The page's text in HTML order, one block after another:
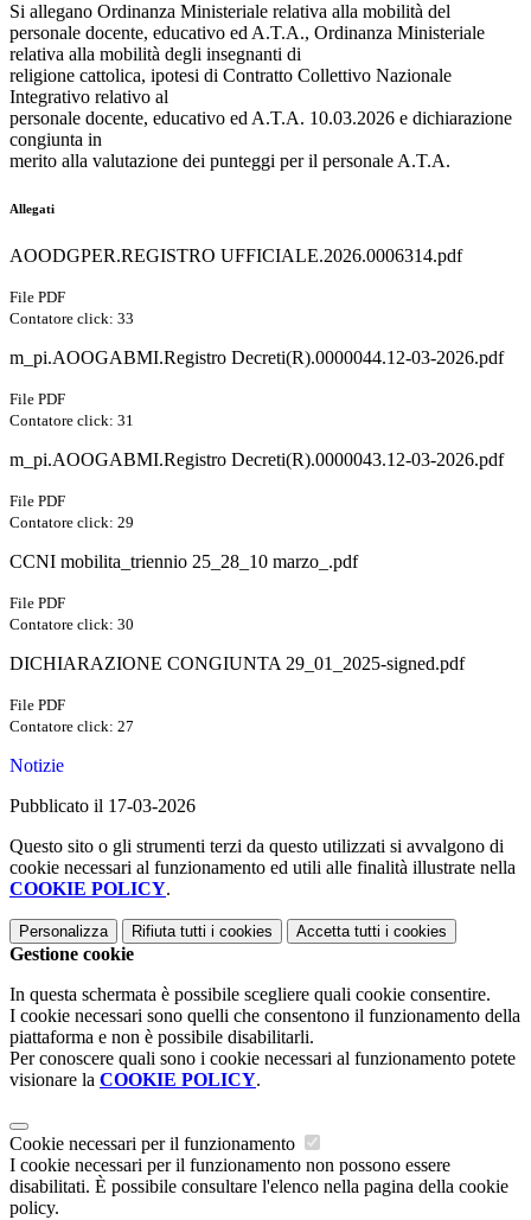
Si allegano Ordinanza Ministeriale relativa alla mobilità del
personale docente, educativo ed A.T.A., Ordinanza Ministeriale
relativa alla mobilità degli insegnanti di
religione cattolica, ipotesi di Contratto Collettivo Nazionale
Integrativo relativo al
personale docente, educativo ed A.T.A. 10.03.2026 e dichiarazione
congiunta in
merito alla valutazione dei punteggi per il personale A.T.A.
Allegati
AOODGPER.REGISTRO UFFICIALE.2026.0006314.pdf
File PDF
Contatore click: 33
m_pi.AOOGABMI.Registro Decreti(R).0000044.12-03-2026.pdf
File PDF
Contatore click: 31
m_pi.AOOGABMI.Registro Decreti(R).0000043.12-03-2026.pdf
File PDF
Contatore click: 29
CCNI mobilita_triennio 25_28_10 marzo_.pdf
File PDF
Contatore click: 30
DICHIARAZIONE CONGIUNTA 29_01_2025-signed.pdf
File PDF
Contatore click: 27
Notizie
Pubblicato il 17-03-2026
Questo sito o gli strumenti terzi da questo utilizzati si avvalgono di
cookie necessari al funzionamento ed utili alle finalità illustrate nella
COOKIE POLICY.
Personalizza Rifiuta tutti i cookies Accetta tutti i cookies
Gestione cookie
In questa schermata è possibile scegliere quali cookie consentire.
I cookie necessari sono quelli che consentono il funzionamento della
piattaforma e non è possibile disabilitarli.
Per conoscere quali sono i cookie necessari al funzionamento potete
visionare la COOKIE POLICY.
Cookie necessari per il funzionamento
I cookie necessari per il funzionamento non possono essere
disabilitati. È possibile consultare l'elenco nella pagina della cookie
policy.